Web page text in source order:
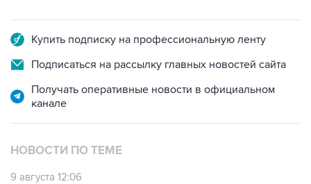
Купить подписку на профессиональную ленту
Подписаться на рассылку главных новостей сайта
Получать оперативные новости в официальном
канале
НОВОСТИ ПО ТЕМЕ
9 августа 12:06